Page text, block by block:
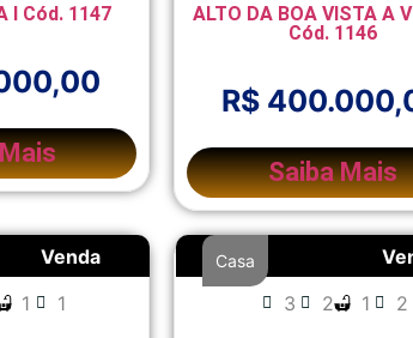
l Cód. 1147
ALTO DA BOA VISTA A
Cód. 1146
R$
Saiba Mais
Venda
1 1
Casa
3 2 1 2